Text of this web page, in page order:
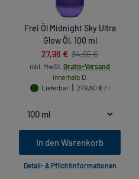
Frei Öl Midnight Sky Ultra
Glow Öl, 100 ml
27,96 € 34,95 €
inkl. MwSt. Gratis-Versand
innerhalb D.
Lieferbar
279,60 € / l
In den Warenkorb
Detail- & Pflichtinformationen